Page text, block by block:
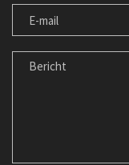
E-
MAIL
BERICHT